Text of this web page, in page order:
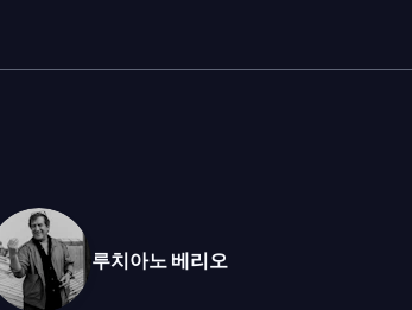
할 것입니다…
루치아노 베리오